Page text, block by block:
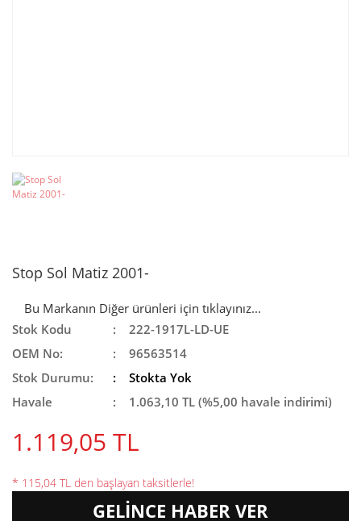
Stop Sol Matiz 2001-
Bu Markanın Diğer ürünleri için tıklayınız...
Stok Kodu
222-1917L-LD-UE
OEM No:
96563514
Stok Durumu:
Stokta Yok
Havale
1.063,10 TL (%5,00 havale indirimi)
1.119,05 TL
* 115,04 TL den başlayan taksitlerle!
GELİNCE HABER VER